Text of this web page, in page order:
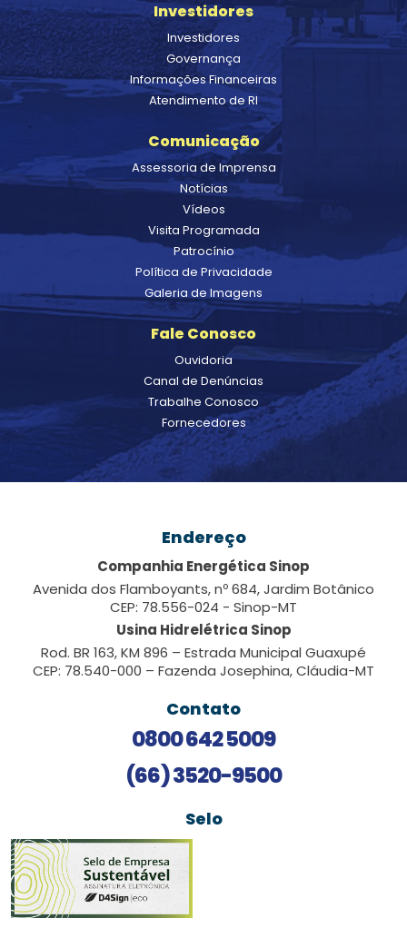
Investidores
Investidores
Governança
Informações Financeiras
Atendimento de RI
Comunicação
Assessoria de Imprensa
Notícias
Vídeos
Visita Programada
Patrocínio
Política de Privacidade
Galeria de Imagens
Fale Conosco
Ouvidoria
Canal de Denúncias
Trabalhe Conosco
Fornecedores
Endereço
Companhia Energética Sinop
Avenida dos Flamboyants, nº 684, Jardim Botânico
CEP: 78.556-024 - Sinop-MT
Usina Hidrelétrica Sinop
Rod. BR 163, KM 896 – Estrada Municipal Guaxupé
CEP: 78.540-000 – Fazenda Josephina, Cláudia-MT
Contato
0800 642 5009
(66) 3520-9500
Selo